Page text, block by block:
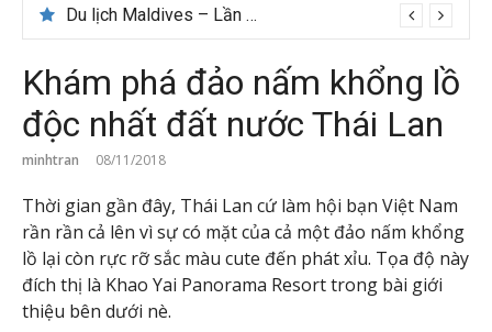
Du lịch Maldives – Lần đầu nên đi đâu, chơi gì?
Khám phá đảo nấm khổng lồ
độc nhất đất nước Thái Lan
minhtran 08/11/2018
Thời gian gần đây, Thái Lan cứ làm hội bạn Việt Nam
rần rần cả lên vì sự có mặt của cả một đảo nấm khổng
lồ lại còn rực rỡ sắc màu cute đến phát xỉu. Tọa độ này
đích thị là Khao Yai Panorama Resort trong bài giới
thiệu bên dưới nè.